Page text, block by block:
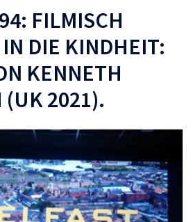
FILMISCH
DIE KINDHEIT:
KENNETH
(UK 2021).